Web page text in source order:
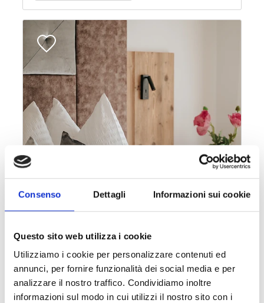
Consenso Dettagli Informazioni sui cookie
Questo sito web utilizza i cookie
Utilizziamo i cookie per personalizzare contenuti ed
annunci, per fornire funzionalità dei social media e per
analizzare il nostro traffico. Condividiamo inoltre
informazioni sul modo in cui utilizzi il nostro sito con i